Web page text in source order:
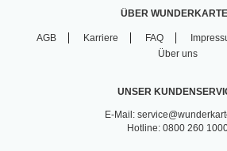
ÜBER
AGB Karriere FAQ
Über uns
UNSER
E-Mail:
Hotline: 0800 260